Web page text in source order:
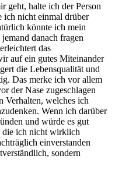
geht, halte ich der Person
ich nicht einmal drüber
könnte ich mein
danach fragen
das
auf ein gutes Miteinander
die Lebensqualität und
Das merke ich vor allem
der Nase zugeschlagen
Verhalten, welches ich
Wenn ich darüber
und würde es gut
die ich nicht wirklich
einverstanden
sondern